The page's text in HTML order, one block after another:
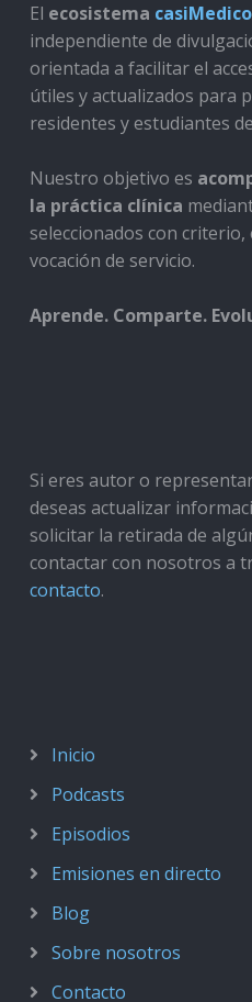
El ecosistema
independiente de
orientada a facilitar el
útiles y actualizados para
residentes y estudiantes
Nuestro objetivo es
la práctica clínica
seleccionados con
vocación de servicio.
Aprende. Comparte.
Si eres autor o
deseas actualizar
solicitar la retirada de
contactar con nosotros a
contacto.
Inicio
Podcasts
Episodios
Emisiones en directo
Blog
Sobre nosotros
Contacto